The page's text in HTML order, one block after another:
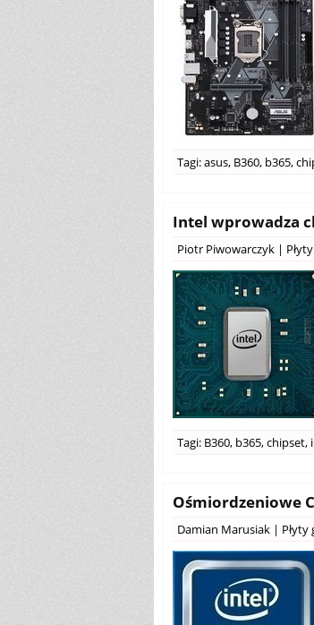
Tagi:asus, B360, b365,
Intel wprowadza
Piotr Piwowarczyk |
Tagi: B360, b365,chipset,
Ośmiordzeniowe
Damian Marusiak | Płyty